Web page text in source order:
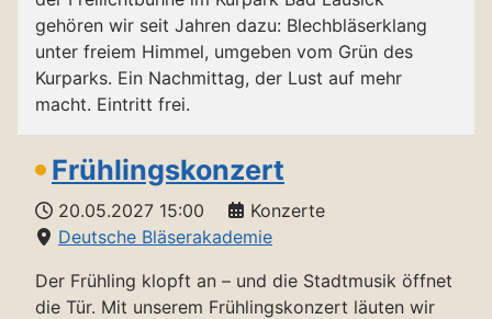
gehören wir seit Jahren dazu: Blechbläserklang
unter freiem Himmel, umgeben vom Grün des
Kurparks. Ein Nachmittag, der Lust auf mehr
macht. Eintritt frei.
Frühlingskonzert
20.05.2027 15:00
Konzerte
Deutsche Bläserakademie
Der Frühling klopft an – und die Stadtmusik öffnet
die Tür. Mit unserem Frühlingskonzert läuten wir